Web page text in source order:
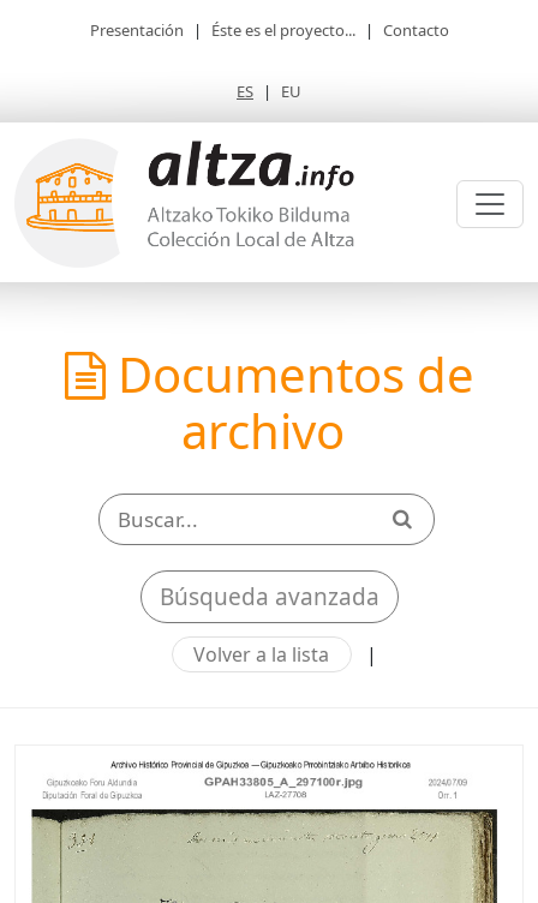
Presentación | Éste es el proyecto... | Contacto
ES | EU
Documentos de
archivo
Búsqueda avanzada
Volver a la lista |